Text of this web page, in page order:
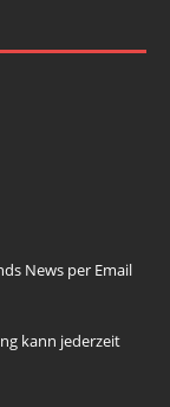
News per Email
kann jederzeit